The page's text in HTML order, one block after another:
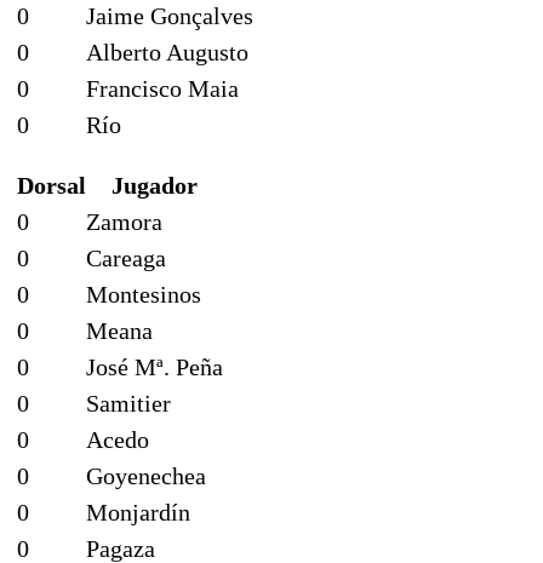
0
Jaime Gonçalves
0
Alberto Augusto
0
Francisco Maia
0
Río
Dorsal
Jugador
0
Zamora
0
Careaga
0
Montesinos
0
Meana
0
José Mª. Peña
0
Samitier
0
Acedo
0
Goyenechea
0
Monjardín
0
Pagaza